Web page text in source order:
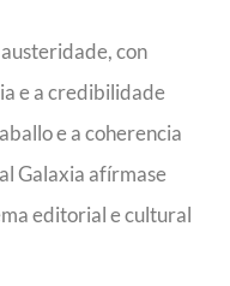
con
e a credibilidade
e a coherencia
Galaxia afírmase
editorial e cultural